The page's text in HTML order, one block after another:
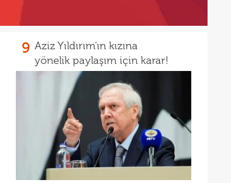
9 Aziz Yıldırım'ın kızına
yönelik paylaşım için karar!